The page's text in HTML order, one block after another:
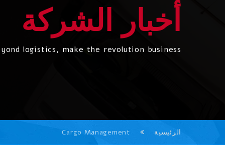
أخبار الشركة
logistics, make the revolution business.
الرئيسية Cargo Management